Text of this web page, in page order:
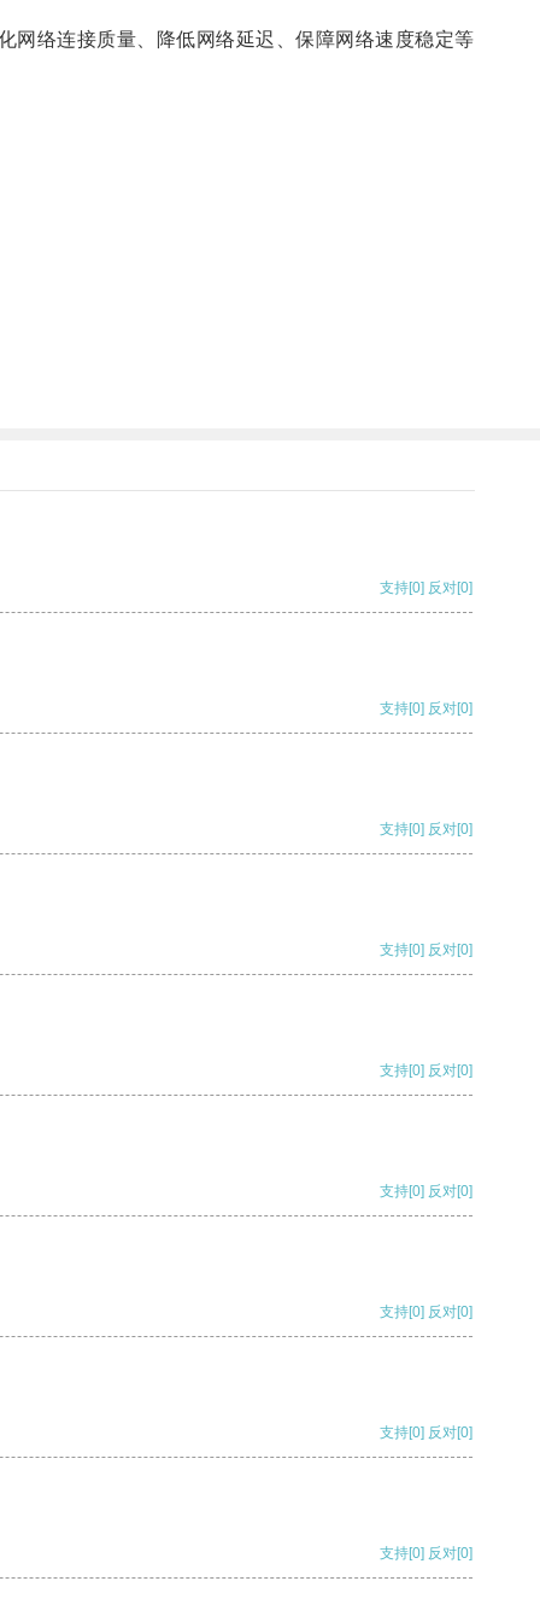
络连接质量、降低网络延迟、保障网络速度稳定等
支持[0] 反对[0]
支持[0] 反对[0]
支持[0] 反对[0]
支持[0] 反对[0]
支持[0] 反对[0]
支持[0] 反对[0]
支持[0] 反对[0]
支持[0] 反对[0]
支持[0] 反对[0]